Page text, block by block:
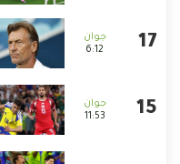
6:12
11:53